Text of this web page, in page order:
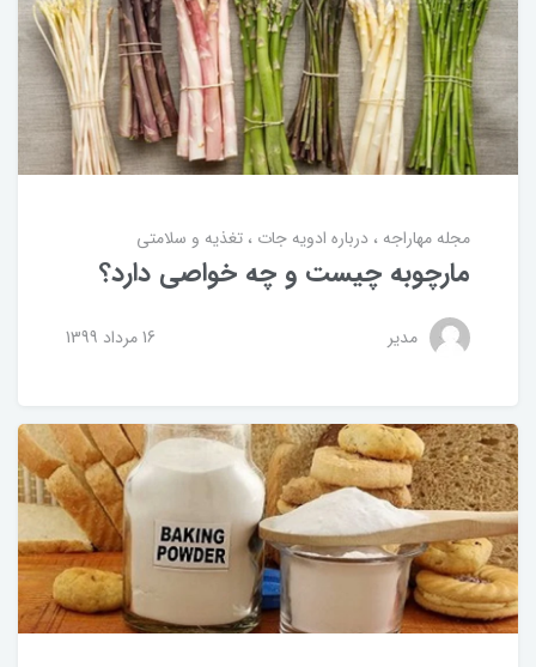
مجله مهاراجه درباره ادویه جات تغذیه و سلامتی
مارچوبه چیست و چه خواصی دارد؟
مدیر 16 مرداد 1399